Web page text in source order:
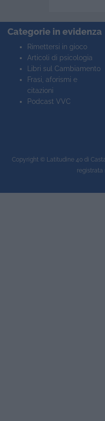
Categorie in evidenza
Rimettersi in gioco
Articoli di psicologia
Libri sul Cambiamento
Frasi, aforismi e
citazioni
Podcast VVC
Copyright © Latitudine 40 di
registrata